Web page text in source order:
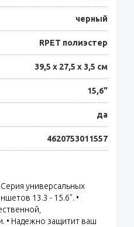
черный
RPET полиэстер
39,5 х 27,5 х 3,5 см
15,6"
да
4620753011557
универсальных
13.3 - 15.6". •
• Надежно защитит ваш